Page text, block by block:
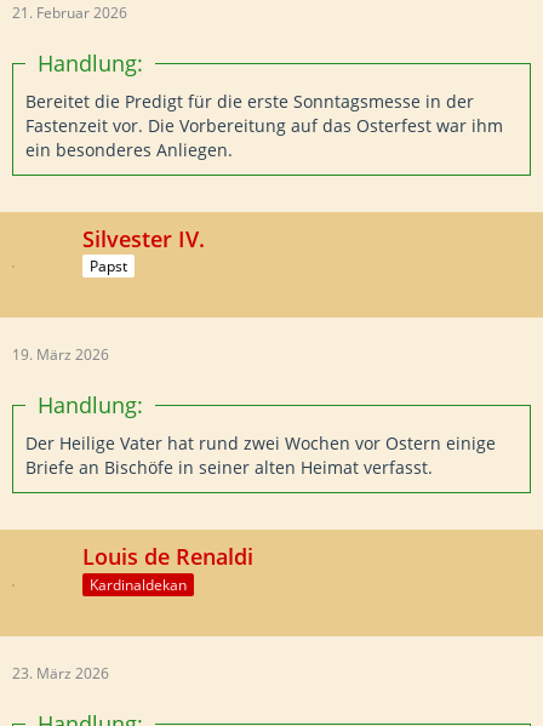
21. Februar 2026
Handlung:
Bereitet die Predigt für die erste Sonntagsmesse in der
Fastenzeit vor. Die Vorbereitung auf das Osterfest war ihm
ein besonderes Anliegen.
Silvester IV.
Papst
19. März 2026
Handlung:
Der Heilige Vater hat rund zwei Wochen vor Ostern einige
Briefe an Bischöfe in seiner alten Heimat verfasst.
Louis de Renaldi
Kardinaldekan
23. März 2026